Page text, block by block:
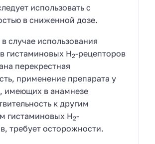
использовать с
в сниженной дозе.
случае использования
гистаминовых Н2-рецепторов
перекрестная
применение препарата у
имеющих в анамнезе
к другим
гистаминовых Н2-
требует осторожности.